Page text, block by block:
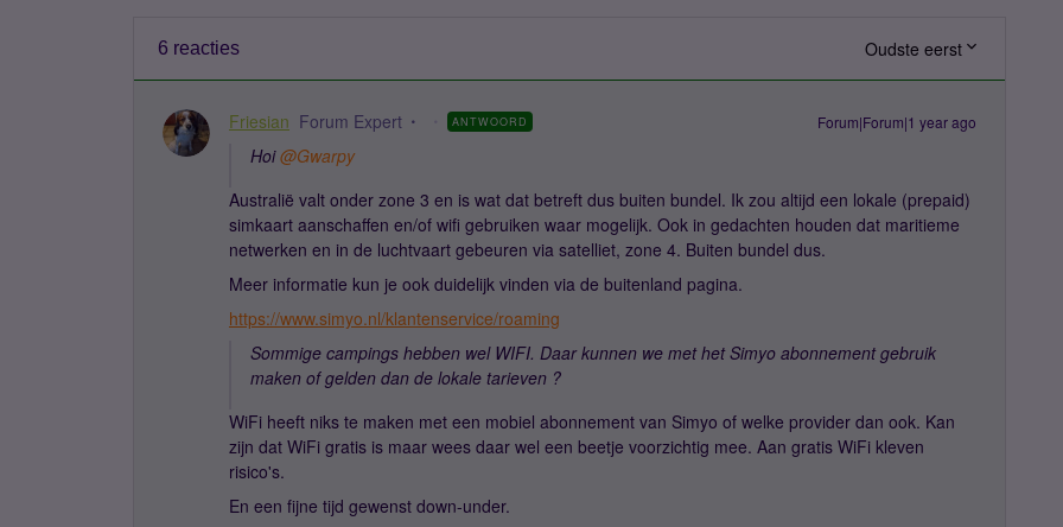
6 reacties Oudste eerst
Friesian Forum Expert ANTWOORD Forum|Forum|1 year ago
Hoi ​@Gwarpy
Australië valt onder zone 3 en is wat dat betreft dus buiten bundel. Ik zou altijd een lokale (prepaid)
simkaart aanschaffen en/of wifi gebruiken waar mogelijk. Ook in gedachten houden dat maritieme
netwerken en in de luchtvaart gebeuren via satelliet, zone 4. Buiten bundel dus.
Meer informatie kun je ook duidelijk vinden via de buitenland pagina.
https://www.simyo.nl/klantenservice/roaming
Sommige campings hebben wel WIFI. Daar kunnen we met het Simyo abonnement gebruik
maken of gelden dan de lokale tarieven ?
WiFi heeft niks te maken met een mobiel abonnement van Simyo of welke provider dan ook. Kan
zijn dat WiFi gratis is maar wees daar wel een beetje voorzichtig mee. Aan gratis WiFi kleven
risico's.
En een fijne tijd gewenst down-under.